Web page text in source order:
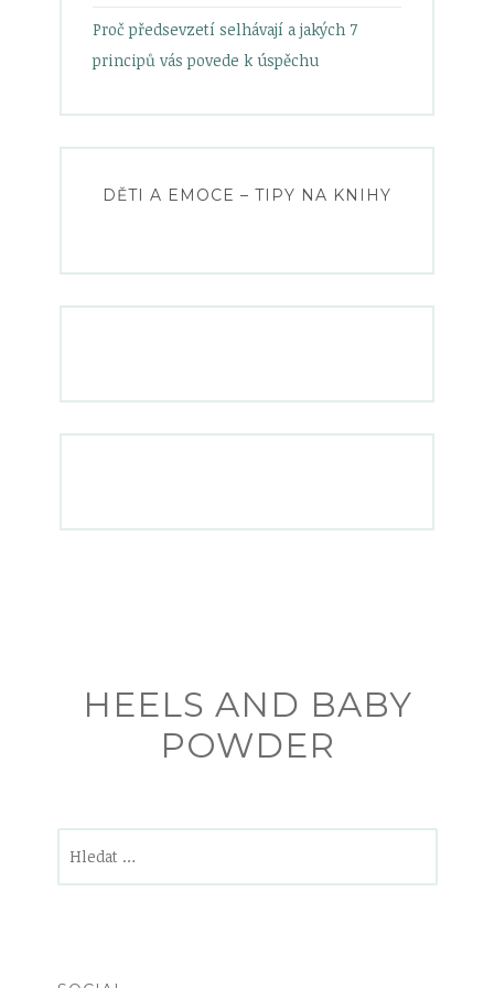
Proč předsevzetí selhávají a jakých 7
principů vás povede k úspěchu
DĚTI A EMOCE – TIPY NA KNIHY
HEELS AND BABY
POWDER